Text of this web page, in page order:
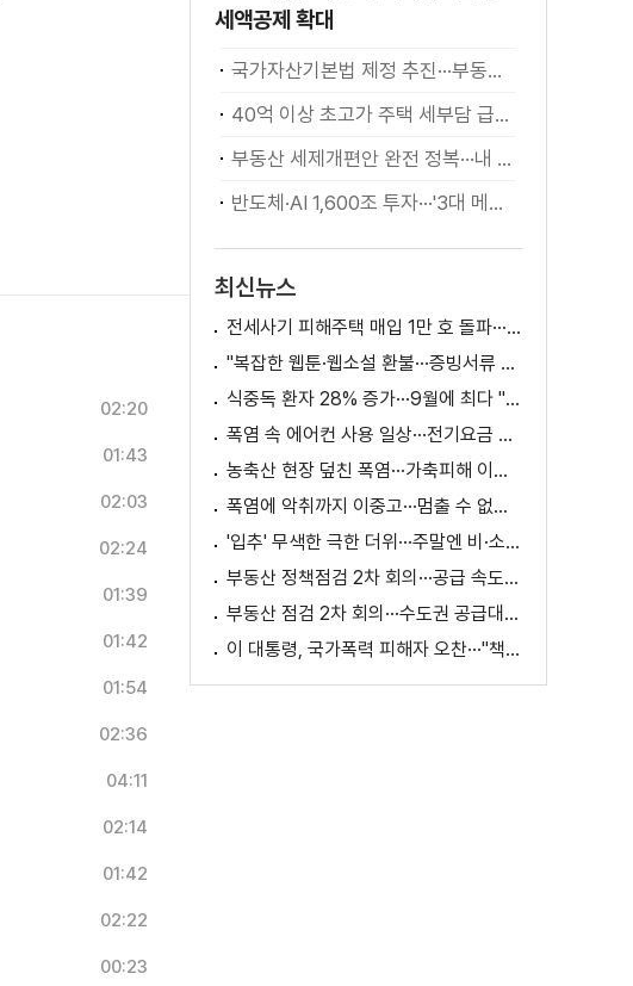
02:20
01:43
02:03
02:24
01:39
01:42
01:54
02:36
04:11
02:14
01:42
02:22
00:23
세액공제 확대
국가자산기본법 제정 추진···부동산·주식 등 통합 관리
40억 이상 초고가 주택 세부담 급증···실수요자 보호 강화
부동산 세제개편안 완전 정복···내 세금 어떻게 달라지나? [K-정책 사용법]
반도체·AI 1,600조 투자···'3대 메가프로젝트' 속도
최신뉴스
전세사기 피해주택 매입 1만 호 돌파···피해 지원 속도
"복잡한 웹툰·웹소설 환불···증빙서류 요구까지"
식중독 환자 28% 증가···9월에 최다 "입추 방심 금물"
폭염 속 에어컨 사용 일상···전기요금 줄이려면?
농축산 현장 덮친 폭염···가축피해 이틀 새 28만 마리↑
폭염에 악취까지 이중고···멈출 수 없는 필수노동
'입추' 무색한 극한 더위···주말엔 비·소나기
부동산 정책점검 2차 회의···공급 속도전 본격화하나
부동산 점검 2차 회의···수도권 공급대책 논의
이 대통령, 국가폭력 피해자 오찬···"책임지고 치유"